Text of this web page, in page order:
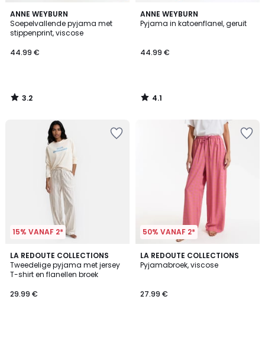
ANNE WEYBURN
Soepelvallende pyjama met
stippenprint, viscose
44.99 €
3.2
/ 5
3.2
/
ANNE WEYBURN
Pyjama in katoenflanel, geruit
44.99 €
4.1
/ 5
4.1
/
15% VANAF 2*
LA REDOUTE COLLECTIONS
Tweedelige pyjama met jersey
T-shirt en flanellen broek
29.99 €
50% VANAF 2*
LA REDOUTE COLLECTIONS
Pyjamabroek, viscose
27.99 €